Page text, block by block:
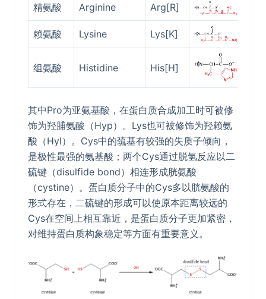
精氨酸 Arginine Arg[R]
赖氨酸 Lysine Lys[K]
组氨酸 Histidine His[H]
其中Pro为亚氨基酸，在蛋白质合成加工时可被修
饰为羟脯氨酸（Hyp）。Lys也可被修饰为羟赖氨
酸（Hyl）。Cys中的巯基有较强的失质子倾向，
是极性最强的氨基酸；两个Cys通过脱氢反应以二
硫键（disulfide bond）相连形成胱氨酸
（cystine）。蛋白质分子中的Cys多以胱氨酸的
形式存在，二硫键的形成可以使原本距离较远的
Cys在空间上相互靠近，是蛋白质分子更加紧密，
对维持蛋白质构象稳定等方面有重要意义。